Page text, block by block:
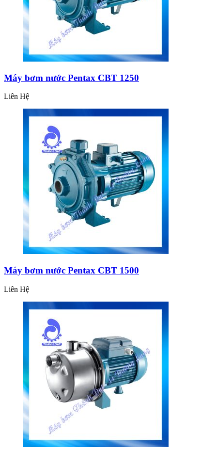
Máy bơm nước Pentax CBT 1250
Liên Hệ
Máy bơm nước Pentax CBT 1500
Liên Hệ